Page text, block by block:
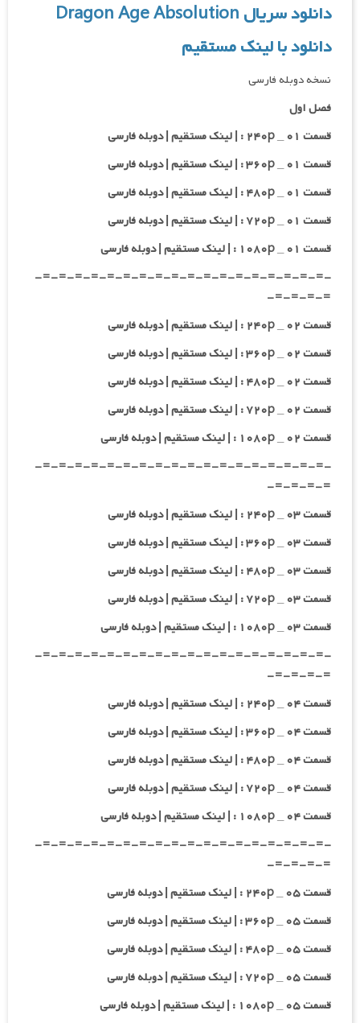
دانلود سریال Dragon Age Absolution
دانلود با لینک مستقیم
نسخه دوبله فارسی
فصل اول
قسمت ۰۱ _ ۲۴۰p : | لینک مستقیم | دوبله فارسی
قسمت ۰۱ _ ۳۶۰p : | لینک مستقیم | دوبله فارسی
قسمت ۰۱ _ ۴۸۰p : | لینک مستقیم | دوبله فارسی
قسمت ۰۱ _ ۷۲۰p : | لینک مستقیم | دوبله فارسی
قسمت ۰۱ _ ۱۰۸۰p : | لینک مستقیم | دوبله فارسی
-=-=-=-=-=-=-=-=-=-=-=-=-=-=-=-=-=-=-
=-=-=-=-
قسمت ۰۲ _ ۲۴۰p : | لینک مستقیم | دوبله فارسی
قسمت ۰۲ _ ۳۶۰p : | لینک مستقیم | دوبله فارسی
قسمت ۰۲ _ ۴۸۰p : | لینک مستقیم | دوبله فارسی
قسمت ۰۲ _ ۷۲۰p : | لینک مستقیم | دوبله فارسی
قسمت ۰۲ _ ۱۰۸۰p : | لینک مستقیم | دوبله فارسی
-=-=-=-=-=-=-=-=-=-=-=-=-=-=-=-=-=-=-
=-=-=-=-
قسمت ۰۳ _ ۲۴۰p : | لینک مستقیم | دوبله فارسی
قسمت ۰۳ _ ۳۶۰p : | لینک مستقیم | دوبله فارسی
قسمت ۰۳ _ ۴۸۰p : | لینک مستقیم | دوبله فارسی
قسمت ۰۳ _ ۷۲۰p : | لینک مستقیم | دوبله فارسی
قسمت ۰۳ _ ۱۰۸۰p : | لینک مستقیم | دوبله فارسی
-=-=-=-=-=-=-=-=-=-=-=-=-=-=-=-=-=-=-
=-=-=-=-
قسمت ۰۴ _ ۲۴۰p : | لینک مستقیم | دوبله فارسی
قسمت ۰۴ _ ۳۶۰p : | لینک مستقیم | دوبله فارسی
قسمت ۰۴ _ ۴۸۰p : | لینک مستقیم | دوبله فارسی
قسمت ۰۴ _ ۷۲۰p : | لینک مستقیم | دوبله فارسی
قسمت ۰۴ _ ۱۰۸۰p : | لینک مستقیم | دوبله فارسی
-=-=-=-=-=-=-=-=-=-=-=-=-=-=-=-=-=-=-
=-=-=-=-
قسمت ۰۵ _ ۲۴۰p : | لینک مستقیم | دوبله فارسی
قسمت ۰۵ _ ۳۶۰p : | لینک مستقیم | دوبله فارسی
قسمت ۰۵ _ ۴۸۰p : | لینک مستقیم | دوبله فارسی
قسمت ۰۵ _ ۷۲۰p : | لینک مستقیم | دوبله فارسی
قسمت ۰۵ _ ۱۰۸۰p : | لینک مستقیم | دوبله فارسی